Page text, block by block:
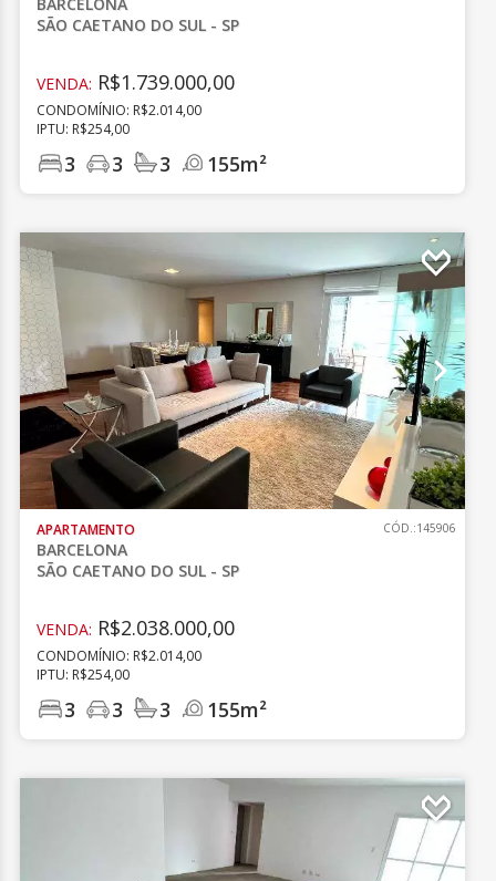
SÃO CAETANO DO SUL - SP
VENDA: R$1.739.000,00
CONDOMÍNIO: R$2.014,00
IPTU: R$254,00
3 3 3 155m²
APARTAMENTO
BARCELONA
SÃO CAETANO DO SUL - SP
CÓD.:145906
VENDA: R$2.038.000,00
CONDOMÍNIO: R$2.014,00
IPTU: R$254,00
3 3 3 155m²